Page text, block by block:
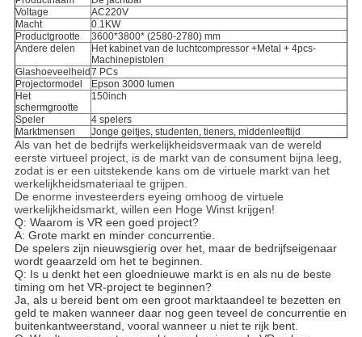
Voltage
AC220V
Macht
0.1KW
Productgrootte
3600*3800* (2580-2780) mm
Andere delen
Het kabinet van de luchtcompressor +Metal + 4pcs-
Machinepistolen
Glashoeveelheid 7 PCs
Projectormodel
Epson 3000 lumen
Het
schermgrootte
150inch
Speler
4 spelers
Marktmensen
Jonge geitjes, studenten, tieners, middenleeftijd
Als van het de bedrijfs werkelijkheidsvermaak van de wereld
eerste virtueel project, is de markt van de consument bijna leeg,
zodat is er een uitstekende kans om de virtuele markt van het
werkelijkheidsmateriaal te grijpen.
De enorme investeerders eyeing omhoog de virtuele
werkelijkheidsmarkt, willen een Hoge Winst krijgen!
Q: Waarom is VR een goed project?
A: Grote markt en minder concurrentie.
De spelers zijn nieuwsgierig over het, maar de bedrijfseigenaar
wordt geaarzeld om het te beginnen.
Q: Is u denkt het een gloednieuwe markt is en als nu de beste
timing om het VR-project te beginnen?
Ja, als u bereid bent om een groot marktaandeel te bezetten en
geld te maken wanneer daar nog geen teveel de concurrentie en
buitenkantweerstand, vooral wanneer u niet te rijk bent.